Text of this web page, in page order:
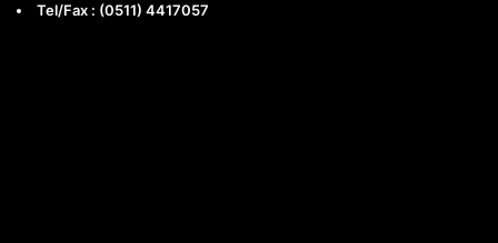
Tel/Fax : (0511) 4417057